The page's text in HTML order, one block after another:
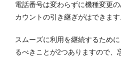
電話番号は変わらずに機種変更
カウントの引き継ぎがはできます
スムーズに利用を継続するため
るべきことが2つありますので、